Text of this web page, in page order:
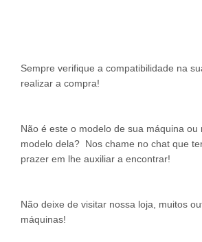
Sempre verifique a compatibilidade na
realizar a compra!
Não é este o modelo de sua máquina ou
modelo dela? Nos chame no chat que
prazer em lhe auxiliar a encontrar!
Não deixe de visitar nossa loja, muitos
máquinas!